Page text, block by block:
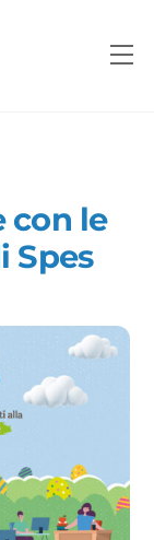
con le
Spes